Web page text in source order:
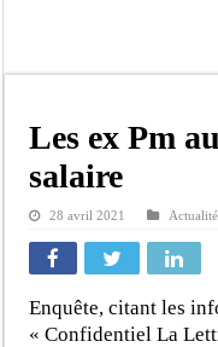
Dahra Djoloff a vibré au
Inondations à Linguère, le
Moustapha Dramé rejoint Pastef
Crise en Guinée Bissau : la
Les ex Pm
salaire
28 avril 2021 Actualité
Enquête, citant les
« Confidentiel La